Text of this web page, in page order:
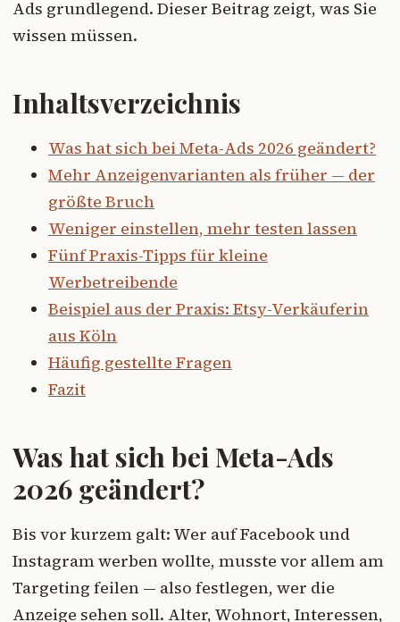
Ads grundlegend. Dieser Beitrag zeigt, was Sie
wissen müssen.
Inhaltsverzeichnis
Was hat sich bei Meta-Ads 2026 geändert?
Mehr Anzeigenvarianten als früher — der
größte Bruch
Weniger einstellen, mehr testen lassen
Fünf Praxis-Tipps für kleine
Werbetreibende
Beispiel aus der Praxis: Etsy-Verkäuferin
aus Köln
Häufig gestellte Fragen
Fazit
Was hat sich bei Meta-Ads
2026 geändert?
Bis vor kurzem galt: Wer auf Facebook und
Instagram werben wollte, musste vor allem am
Targeting feilen — also festlegen, wer die
Anzeige sehen soll. Alter, Wohnort, Interessen,